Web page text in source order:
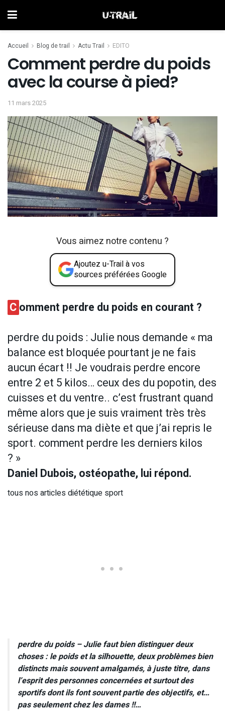
Accueil Blog de trail Actu Trail EDITO
Comment perdre du poids
avec la course à pied?
11 mars 2025
Vous aimez notre contenu ?
Ajoutez u-Trail à vos
sources préférées Google
Comment perdre du poids en courant ?
perdre du poids : Julie nous demande « ma
balance est bloquée pourtant je ne fais
aucun écart !! Je voudrais perdre encore
entre 2 et 5 kilos… ceux des du popotin, des
cuisses et du ventre.. c’est frustrant quand
même alors que je suis vraiment très très
sérieuse dans ma diète et que j’ai repris le
sport. comment perdre les derniers kilos
? »
Daniel Dubois, ostéopathe, lui répond.
tous nos articles diététique sport
perdre du poids – Julie faut bien distinguer deux
choses : le poids et la silhouette, deux problèmes bien
distincts mais souvent amalgamés, à juste titre, dans
l’esprit des personnes concernées et surtout des
sportifs dont ils font souvent partie des objectifs, et…
pas seulement chez les dames !!…